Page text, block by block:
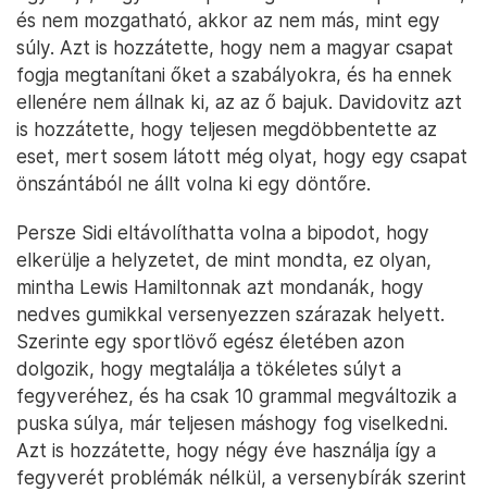
és nem mozgatható, akkor az nem más, mint egy
súly. Azt is hozzátette, hogy nem a magyar csapat
fogja megtanítani őket a szabályokra, és ha ennek
ellenére nem állnak ki, az az ő bajuk. Davidovitz azt
is hozzátette, hogy teljesen megdöbbentette az
eset, mert sosem látott még olyat, hogy egy csapat
önszántából ne állt volna ki egy döntőre.
Persze Sidi eltávolíthatta volna a bipodot, hogy
elkerülje a helyzetet, de mint mondta, ez olyan,
mintha Lewis Hamiltonnak azt mondanák, hogy
nedves gumikkal versenyezzen szárazak helyett.
Szerinte egy sportlövő egész életében azon
dolgozik, hogy megtalálja a tökéletes súlyt a
fegyveréhez, és ha csak 10 grammal megváltozik a
puska súlya, már teljesen máshogy fog viselkedni.
Azt is hozzátette, hogy négy éve használja így a
fegyverét problémák nélkül, a versenybírák szerint